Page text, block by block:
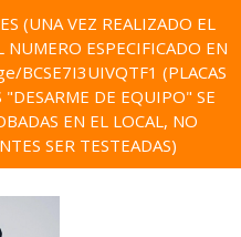
(UNA VEZ REALIZADO EL
ESPECIFICADO EN
BCSE7I3UIVQTF1 (PLACAS
DE EQUIPO" SE
EN EL LOCAL, NO
SER TESTEADAS)